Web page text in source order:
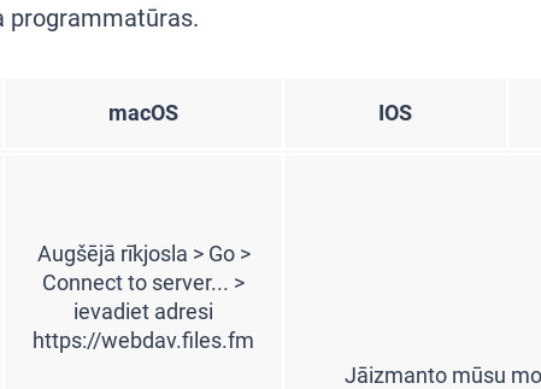
programmatūras.
macOS IOS
Augšējā rīkjosla > Go >
Connect to server... >
ievadiet adresi
https://webdav.files.fm
Jāizmanto mūsu